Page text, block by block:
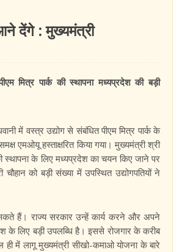
आने देंगे : मुख्यमंत्री
मित्र पार्क की स्थापना मध्यप्रदेश की बड़ी
में वस्त्र उद्योग से संबंधित पीएम मित्र पार्क के
एमओयू हस्ताक्षरित किया गया। मुख्यमंत्री श्री
स्थापना के लिए मध्यप्रदेश का चयन किए जाने पर
को बड़ी संख्या में उपस्थित उद्योगपतियों ने
हैं। राज्य सरकार उन्हें कार्य करने और अपने
के लिए बड़ी उपलब्धि है। इससे रोजगार के करीब
में लागू मुख्यमंत्री सीखो-कमाओ योजना के बारे